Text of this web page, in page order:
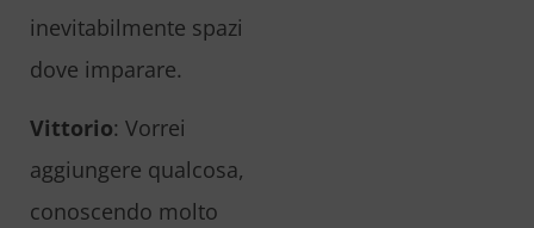
inevitabilmente spazi
dove imparare.
Vittorio: Vorrei
aggiungere qualcosa,
conoscendo molto